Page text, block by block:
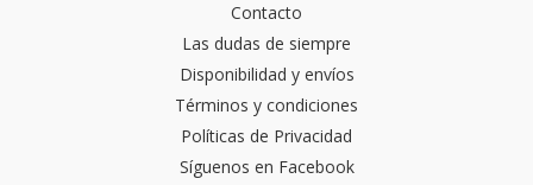
Contacto
Las dudas de siempre
Disponibilidad y envíos
Términos y condiciones
Políticas de Privacidad
Síguenos en Facebook